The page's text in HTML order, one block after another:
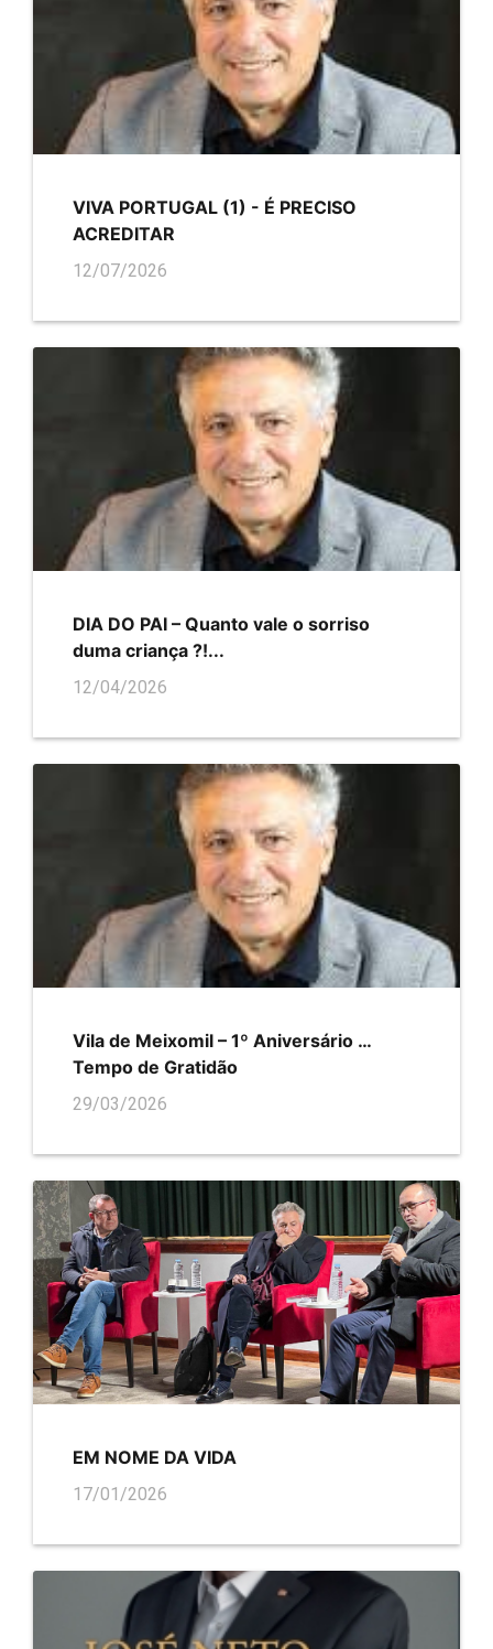
VIVA PORTUGAL (1) - É PRECISO
ACREDITAR
12/07/2026
DIA DO PAI – Quanto vale o sorriso
duma criança ?!...
12/04/2026
Vila de Meixomil – 1º Aniversário …
Tempo de Gratidão
29/03/2026
EM NOME DA VIDA
17/01/2026